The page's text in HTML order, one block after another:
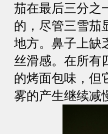
茄在最后三分之
的，尽管三雪茄
地方。鼻子上缺
丝滑感。在所有
的烤面包味，但
雾的产生继续减